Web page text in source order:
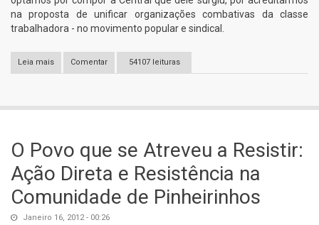
na proposta de unificar organizações combativas da classe
trabalhadora - no movimento popular e sindical.
Leia mais sobre Carta de Saída da CSP Conlutas
Comentar 54107 leituras
O Povo que se Atreveu a Resistir:
Ação Direta e Resistência na
Comunidade de Pinheirinhos
Janeiro 16, 2012 - 00:26